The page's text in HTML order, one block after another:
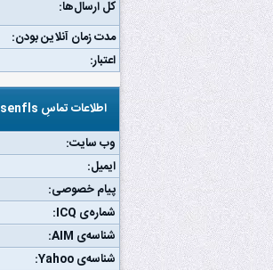
کل ارسال‌ها:
مدت زمان آنلاین بودن:
اعتبار:
اطلاعات تماسِ mohsenfls
وب‌ سایت:
ایمیل:
پیام خصوصی:
شماره‌ی ICQ:
شناسه‌ی AIM:
شناسه‌ی Yahoo: